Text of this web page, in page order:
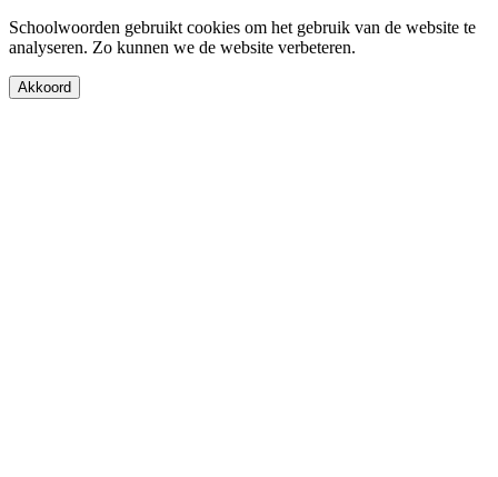
Schoolwoorden gebruikt cookies om het gebruik van de website te
analyseren. Zo kunnen we de website verbeteren.
Akkoord